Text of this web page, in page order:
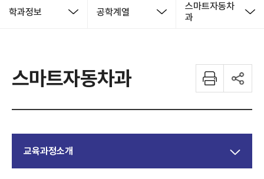
학과정보 공학계열
스마트자동차
과
스마트자동차과
교육과정소개